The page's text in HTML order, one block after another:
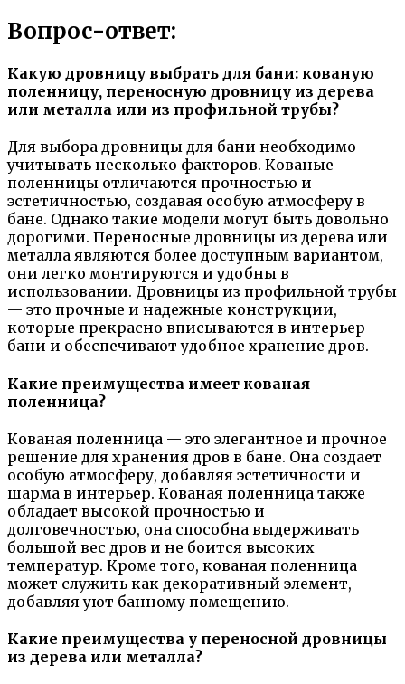
Вопрос-ответ:
Какую дровницу выбрать для бани: кованую
поленницу, переносную дровницу из дерева
или металла или из профильной трубы?
Для выбора дровницы для бани необходимо
учитывать несколько факторов. Кованые
поленницы отличаются прочностью и
эстетичностью, создавая особую атмосферу в
бане. Однако такие модели могут быть довольно
дорогими. Переносные дровницы из дерева или
металла являются более доступным вариантом,
они легко монтируются и удобны в
использовании. Дровницы из профильной трубы
— это прочные и надежные конструкции,
которые прекрасно вписываются в интерьер
бани и обеспечивают удобное хранение дров.
Какие преимущества имеет кованая
поленница?
Кованая поленница — это элегантное и прочное
решение для хранения дров в бане. Она создает
особую атмосферу, добавляя эстетичности и
шарма в интерьер. Кованая поленница также
обладает высокой прочностью и
долговечностью, она способна выдерживать
большой вес дров и не боится высоких
температур. Кроме того, кованая поленница
может служить как декоративный элемент,
добавляя уют банному помещению.
Какие преимущества у переносной дровницы
из дерева или металла?